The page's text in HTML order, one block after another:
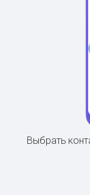
Выбрать